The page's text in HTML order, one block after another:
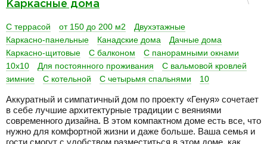
Каркасные дома
С террасой от 150 до 200 м2
Двухэтажные
Каркасно-панельные
Канадские дома
Дачные дома
Каркасно-щитовые
С балконом
С панорамными окнами
10х10
Для постоянного проживания
С вальмовой кровлей
зимние
С котельной С четырьмя спальнями 10
Аккуратный и симпатичный дом по проекту «Генуя» сочетает
в себе лучшие архитектурные традиции с веяниями
современного дизайна. В этом компактном доме есть все, что
нужно для комфортной жизни и даже больше. Ваша семья и
гости смогут с удобством разместиться в этом доме, как